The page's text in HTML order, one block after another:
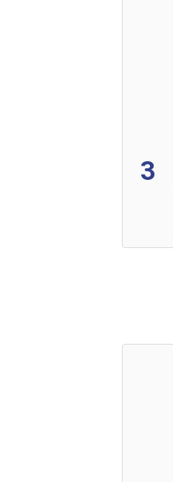
3